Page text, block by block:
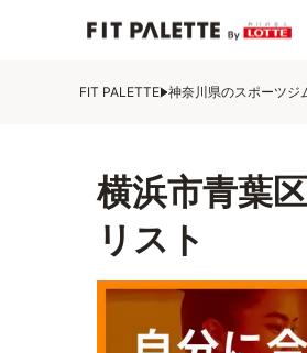
FIT PALETTE 神奈川県のスポーツジ
横浜市青葉
リスト